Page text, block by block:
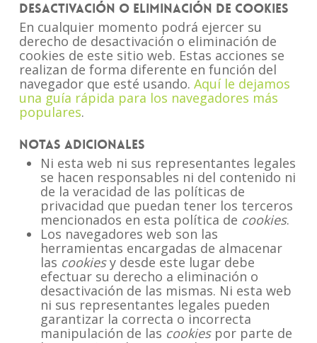
Desactivación o eliminación de cookies
En cualquier momento podrá ejercer su
derecho de desactivación o eliminación de
cookies de este sitio web. Estas acciones se
realizan de forma diferente en función del
navegador que esté usando. Aquí le dejamos
una guía rápida para los navegadores más
populares.
Notas adicionales
Ni esta web ni sus representantes legales
se hacen responsables ni del contenido ni
de la veracidad de las políticas de
privacidad que puedan tener los terceros
mencionados en esta política de cookies.
Los navegadores web son las
herramientas encargadas de almacenar
las cookiesy desde este lugar debe
efectuar su derecho a eliminación o
desactivación de las mismas. Ni esta web
ni sus representantes legales pueden
garantizar la correcta o incorrecta
manipulación de las cookiespor parte de